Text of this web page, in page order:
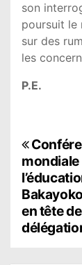
son
poursuit le
sur des
les
P.E.
N
a
v
i
en tête